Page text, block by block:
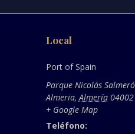
Local
Port of Spain
Parque Nicolás
Almeria, Almería 04002
+ Google Map
Teléfono: